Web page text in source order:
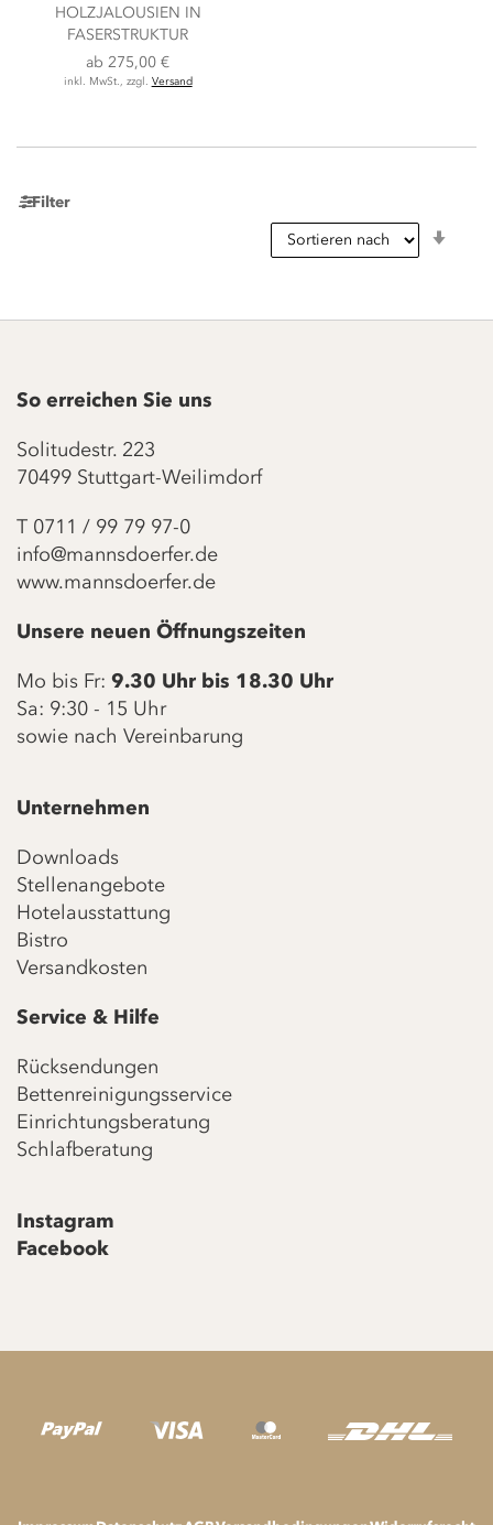
HOLZJALOUSIEN IN
FASERSTRUKTUR
ab275,00 €
inkl. MwSt., zzgl. Versand
Filter
So erreichen Sie uns
Solitudestr. 223
70499 Stuttgart-Weilimdorf
T 0711 / 99 79 97-0
info@mannsdoerfer.de
www.mannsdoerfer.de
Unsere neuen Öffnungszeiten
Mo bis Fr: 9.30 Uhr bis 18.30 Uhr
Sa: 9:30 - 15 Uhr
sowie nach Vereinbarung
Unternehmen
Downloads
Stellenangebote
Hotelausstattung
Bistro
Versandkosten
Service & Hilfe
Rücksendungen
Bettenreinigungsservice
Einrichtungsberatung
Schlafberatung
Instagram
Facebook